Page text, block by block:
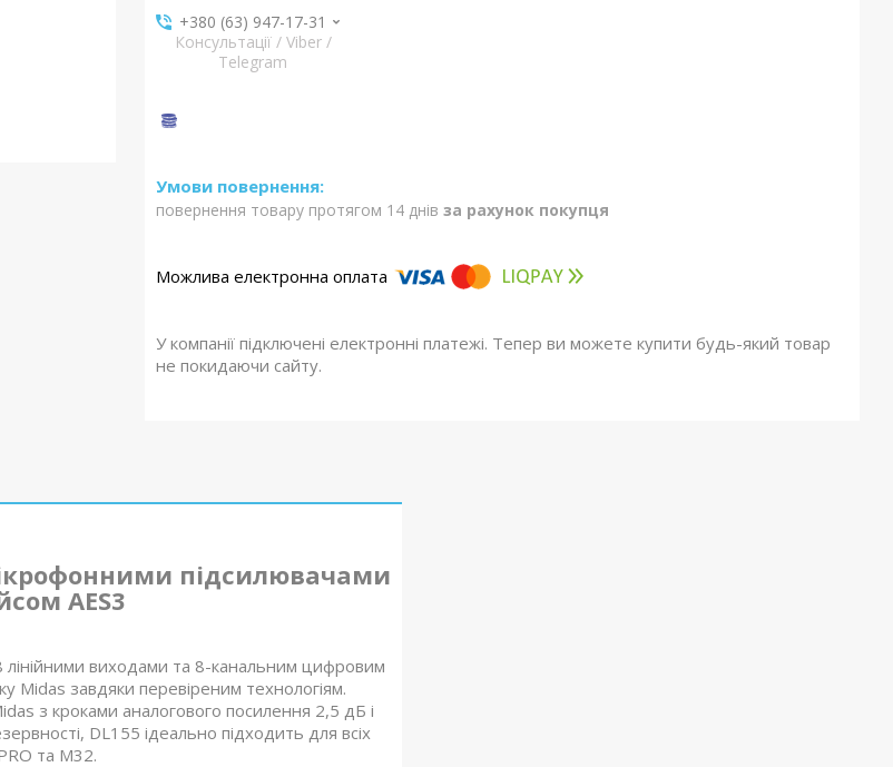
+380 (63) 947-17-31
Консультації / Viber /
Telegram
повернення товару протягом 14 днів за рахунок покупця
У компанії підключені електронні платежі. Тепер ви можете купити будь-який товар
не покидаючи сайту.
підсилювачами
AES3
виходами та 8-канальним цифровим
Midas завдяки перевіреним технологіям.
з кроками аналогового посилення 2,5 дБ і
DL155 ідеально підходить для всіх
та M32.